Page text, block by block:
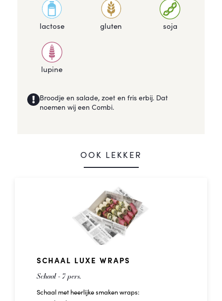
lactose gluten soja
lupine
Broodje en salade, zoet en fris erbij. Dat
noemen wij een Combi.
OOK LEKKER
SCHAAL LUXE WRAPS
Schaal - 7 pers.
Schaal met heerlijke smaken wraps: